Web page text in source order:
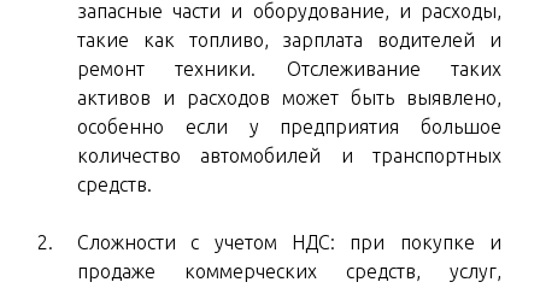
запасные части и оборудование, и расходы,
такие как топливо, зарплата водителей и
ремонт техники. Отслеживание таких
активов и расходов может быть выявлено,
особенно если у предприятия большое
количество автомобилей и транспортных
средств.
Сложности с учетом НДС: при покупке и
продаже коммерческих средств, услуг,